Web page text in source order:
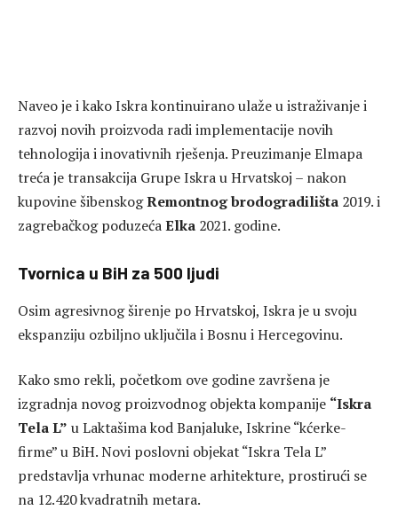
Naveo je i kako Iskra kontinuirano ulaže u istraživanje i
razvoj novih proizvoda radi implementacije novih
tehnologija i inovativnih rješenja. Preuzimanje Elmapa
treća je transakcija Grupe Iskra u Hrvatskoj – nakon
kupovine šibenskogRemontnog brodogradilišta 2019. i
zagrebačkog poduzećaElka 2021. godine.
Tvornica u BiH za 500 ljudi
Osim agresivnog širenje po Hrvatskoj, Iskra je u svoju
ekspanziju ozbiljno uključila i Bosnu i Hercegovinu.
Kako smo rekli, početkom ove godine završena je
izgradnja novog proizvodnog objekta kompanije “Iskra
Tela L” u Laktašima kod Banjaluke, Iskrine “kćerke-
firme” u BiH. Novi poslovni objekat “Iskra Tela L”
predstavlja vrhunac moderne arhitekture, prostirući se
na 12.420 kvadratnih metara.